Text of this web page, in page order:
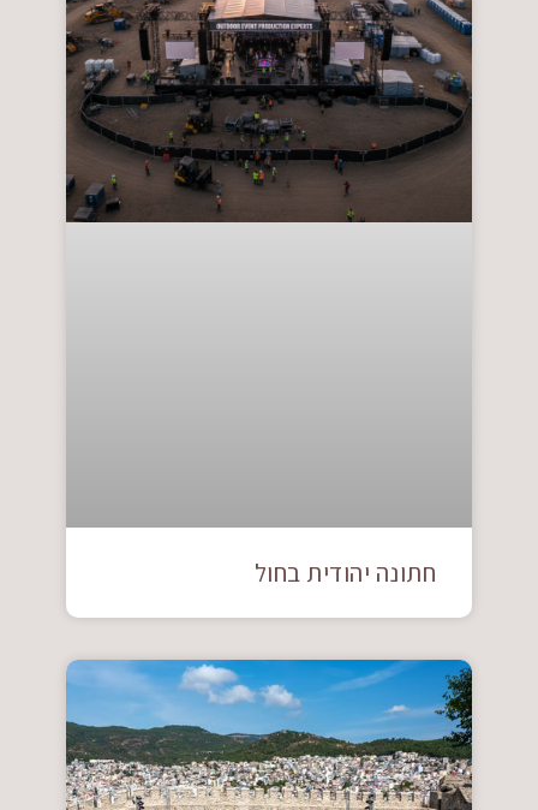
חתונה יהודית בחול